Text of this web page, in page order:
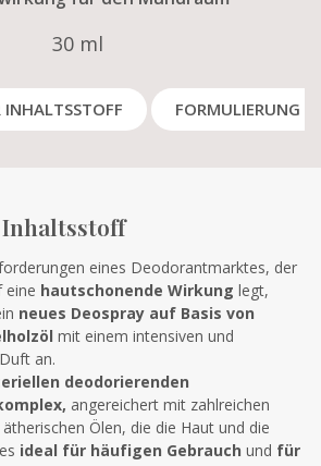
30 ml
INHALTSSTOFF FORMULIERUNG
eines Deodorantmarktes, der
eine hautschonende Wirkung legt,
neues Deospray auf Basis von
mit einem intensiven und
an.
deodorierenden
angereichert mit zahlreichen
Ölen, die die Haut und die
ideal für häufigen Gebrauch und für